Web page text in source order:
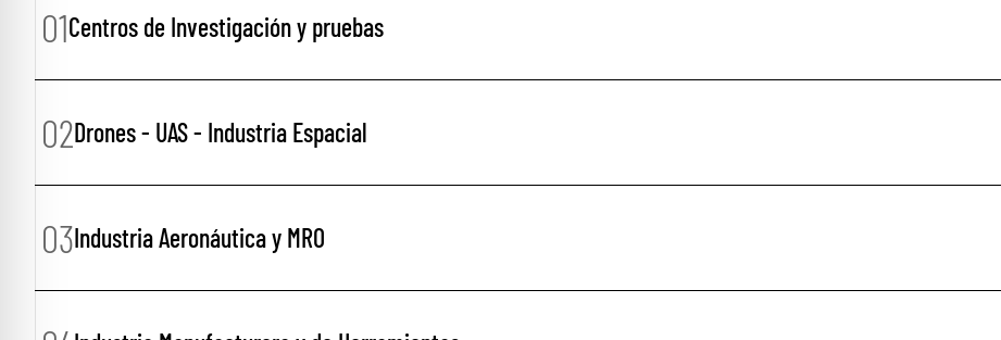
01Centros de Investigación y pruebas
02Drones - UAS - Industria Espacial
03Industria Aeronáutica y MRO